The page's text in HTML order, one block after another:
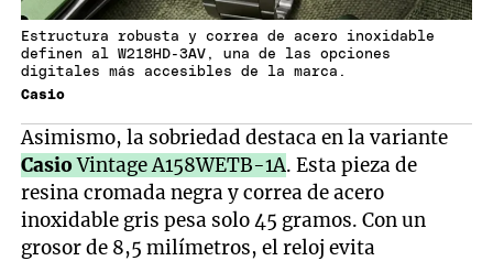
Estructura robusta y correa de acero inoxidable
definen al W218HD-3AV, una de las opciones
digitales más accesibles de la marca.
Casio
Asimismo, la sobriedad destaca en la variante
CasioVintage A158WETB-1A. Esta pieza de
resina cromada negra y correa de acero
inoxidable gris pesa solo 45 gramos. Con un
grosor de 8,5 milímetros, el reloj evita